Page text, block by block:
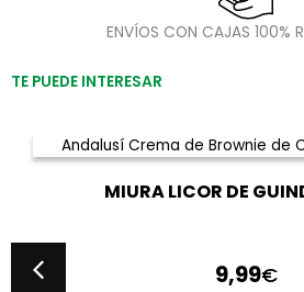
ENVÍOS CON CAJAS 100%
TE PUEDE INTERESAR
MIURA LICOR DE
9,99€